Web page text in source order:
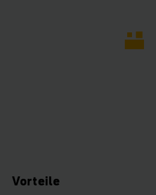
Vorteile